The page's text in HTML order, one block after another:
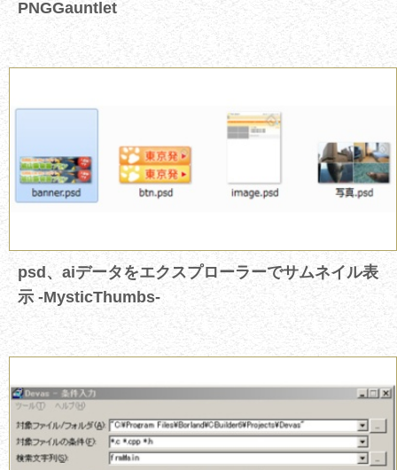
PNGGauntlet
psd、aiデータをエクスプローラーでサムネイル表
示 -MysticThumbs-